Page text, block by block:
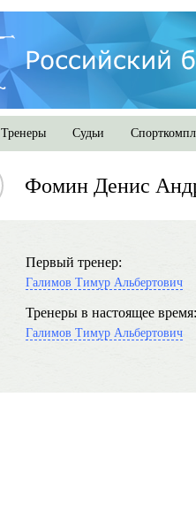
Тренеры Судьи
Фомин Денис
Первый тренер:
Галимов Тимур Альбертович
Тренеры в настоящее время:
Галимов Тимур Альбертович